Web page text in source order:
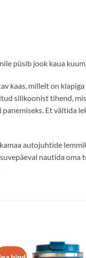
püsib jook kaua
kaas, millelt on
silikoonist tihend,
Et vältida
autojuhtide
nautida